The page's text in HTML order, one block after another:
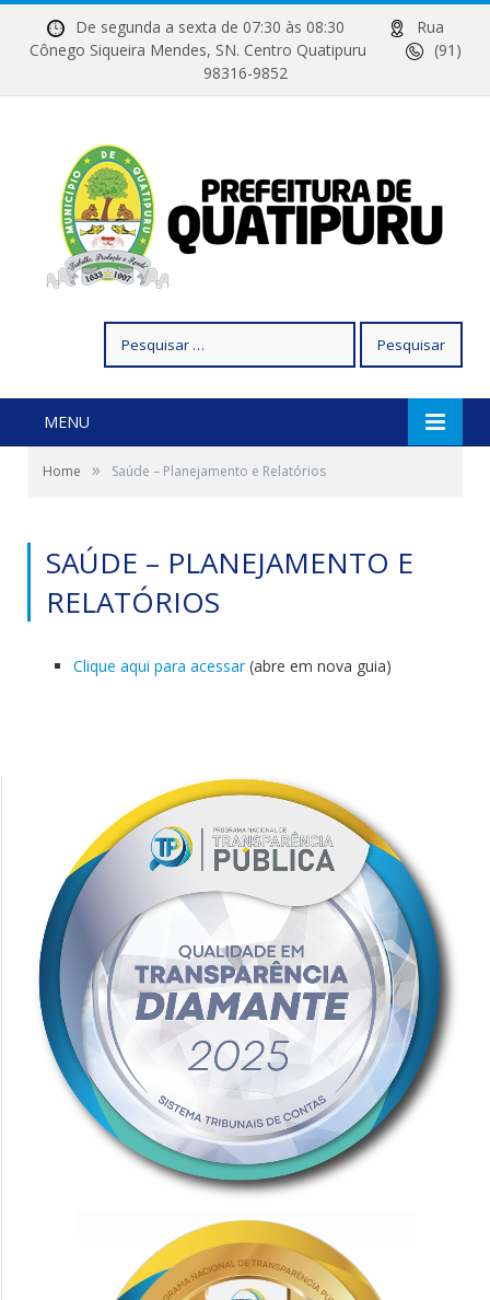
De segunda a sexta de 07:30 às 08:30
Rua
Cônego Siqueira Mendes, SN. Centro Quatipuru
(91)
98316-9852
por:
MENU
Home » Saúde – Planejamento e Relatórios
SAÚDE – PLANEJAMENTO E
RELATÓRIOS
Clique aqui para acessar(abre em nova guia)